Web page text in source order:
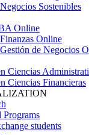
Sostenibles
Online
Online
de Negocios
Ciencias
Ciencias Financieras
Programs
students